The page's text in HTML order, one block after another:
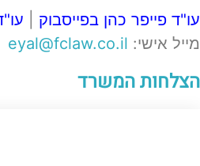
עו"ד פייפר כהן בפייסבוק
מייל אישי: eyal@fclaw.co.il
הצלחות המשרד